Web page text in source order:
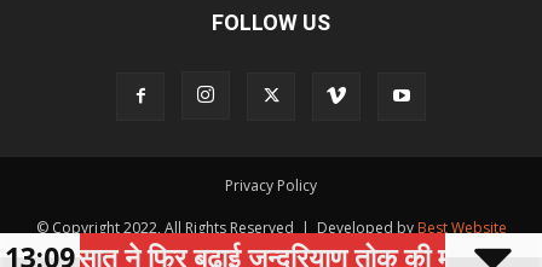
FOLLOW US
Privacy Policy
© Copyright 2022, All Rights Reserved | Developed by Best Website
Development Company
बरसात ने फिर बढ़ाई जन्दरियाण तोक की मुश्किलें,
13:09